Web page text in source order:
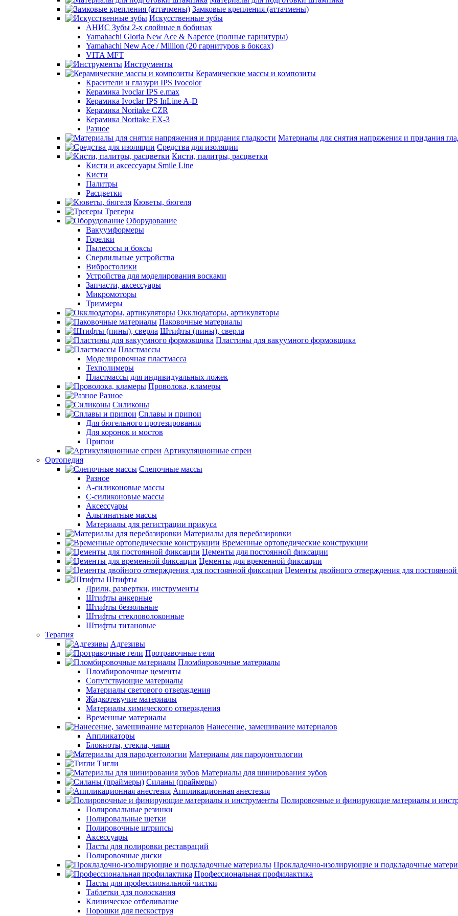
Замковые крепления (аттачмены)
Искусственные зубы
АНИС Зубы 2-х слойные в бобинах
Yamahachi Gloria New Ace & Naperce (полные гарнитуры)
Yamahachi New Ace / Million (20 гарнитуров в боксах)
VITA MFT
Инструменты
Керамические массы и композиты
Красители и глазури IPS Ivocolor
Керамика Ivoclar IPS e.max
Керамика Ivoclar IPS InLine A-D
Керамика Noritake CZR
Керамика Noritake EX-3
Разное
Материалы для снятия напряжения и придания
Средства для изоляции
Кисти, палитры, расцветки
Кисти и аксессуары Smile Line
Кисти
Палитры
Расцветки
Кюветы, бюгеля
Трегеры
Оборудование
Вакуумформеры
Горелки
Пылесосы и боксы
Сверлильные устройства
Вибростолики
Устройства для моделирования восками
Запчасти, аксессуары
Микромоторы
Триммеры
Окклюдаторы, артикуляторы
Паковочные материалы
Штифты (пины), сверла
Пластины для вакуумного формовщика
Пластмассы
Моделировочная пластмасса
Техполимеры
Пластмассы для индивидуальных ложек
Проволока, кламеры
Разное
Силиконы
Сплавы и припои
Для бюгельного протезирования
Для коронок и мостов
Припои
Артикуляционные спреи
Ортопедия
Слепочные массы
Разное
А-силиконовые массы
С-силиконовые массы
Аксессуары
Альгинатные массы
Материалы для регистрации прикуса
Материалы для перебазировки
Временные ортопедические конструкции
Цементы для постоянной фиксации
Цементы для временной фиксации
Цементы двойного отверждения для
Штифты
Дрили, развертки, инструменты
Штифты анкерные
Штифты беззольные
Штифты стекловолоконные
Штифты титановые
Терапия
Адгезивы
Протравочные гели
Пломбировочные материалы
Пломбировочные цементы
Сопутствующие материалы
Материалы светового отверждения
Жидкотекучие материалы
Материалы химического отверждения
Временные материалы
Нанесение, замешивание материалов
Аппликаторы
Блокноты, стекла, чаши
Материалы для пародонтологии
Тигли
Материалы для шинирования зубов
Силаны (праймеры)
Аппликационная анестезия
Полировочные и финирующие материалы и
Полировальные резинки
Полировальные щетки
Полировочные штрипсы
Аксессуары
Пасты для полировки реставраций
Полировочные диски
Прокладочно-изолирующие и подкладочные
Профессиональная профилактика
Пасты для профессиональной чистки
Таблетки для полоскания
Клиническое отбеливание
Порошки для пескоструя